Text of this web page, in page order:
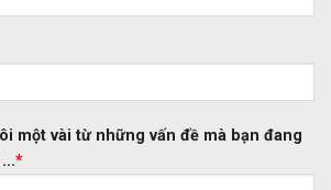
một vài từ những vấn đề mà bạn đang
*